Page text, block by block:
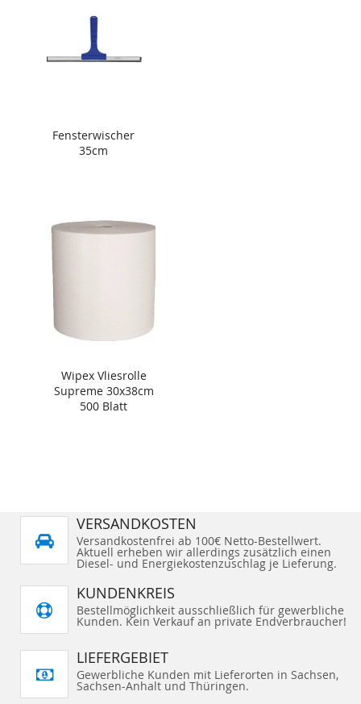
Fensterwischer
35cm
Wipex Vliesrolle
Supreme 30x38cm
500 Blatt
VERSANDKOSTEN
Versandkostenfrei ab 100€ Netto-Bestellwert.
Aktuell erheben wir allerdings zusätzlich einen
Diesel- und Energiekostenzuschlag je Lieferung.
KUNDENKREIS
Bestellmöglichkeit ausschließlich für gewerbliche
Kunden. Kein Verkauf an private Endverbraucher!
LIEFERGEBIET
Gewerbliche Kunden mit Lieferorten in Sachsen,
Sachsen-Anhalt und Thüringen.